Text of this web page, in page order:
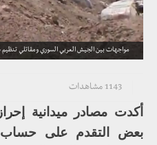
مواجهات بين الجيش العربي السوري ومقاتلي
1143 مشاهدات
أكدت مصادر ميدانية
بعض التقدم على